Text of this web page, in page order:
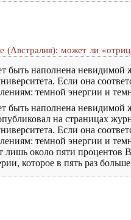
(Австралия): может ли
быть наполнена невидимой
Если она
темной энергии и
быть наполнена невидимой
на страницах
Если она
темной энергии и
лишь около пяти процентов
которое в пять раз